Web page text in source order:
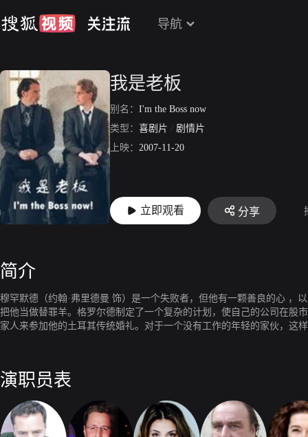
导航
我是老板
别名： I'm the Boss now
类型： 喜剧片 / 剧情片
上映： 2007-11-20
立即观看 分享
简介
穆罕默德（约翰·弗里德曼 饰）是一个失败者，但他有一颗善良的心 ，
把他当做替罪羊。格罗尔德制定了一个复杂的计划，使自己的公司在股
家人来参加他的土耳其传统婚礼。对于一个没有工作的年轻的家伙，这
演职员表